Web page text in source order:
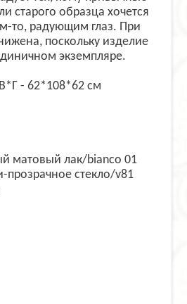
старого образца хочется
то, радующим глаз. При
поскольку изделие
экземпляре.
- 62*108*62 см
матовый лак/bianco 01
прозрачное стекло/v81